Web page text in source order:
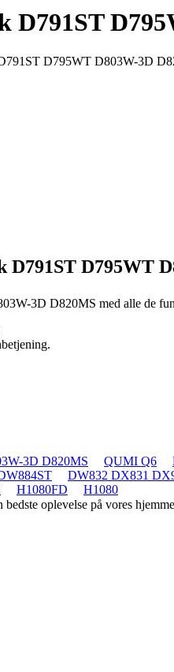
D795WT D803W-3D
D791ST D795WT
3D D820MS med alle de
3D D820MS QUMI Q6
DW832 DX831
H1080FD
H1080
oplevelse på vores